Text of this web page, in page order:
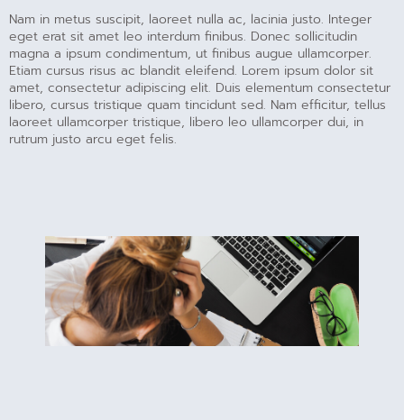
Nam in metus suscipit, laoreet nulla ac, lacinia justo. Integer
eget erat sit amet leo interdum finibus. Donec sollicitudin
magna a ipsum condimentum, ut finibus augue ullamcorper.
Etiam cursus risus ac blandit eleifend. Lorem ipsum dolor sit
amet, consectetur adipiscing elit. Duis elementum consectetur
libero, cursus tristique quam tincidunt sed. Nam efficitur, tellus
laoreet ullamcorper tristique, libero leo ullamcorper dui, in
rutrum justo arcu eget felis.